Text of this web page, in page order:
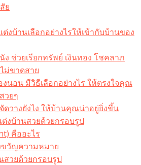
ย
งบ้านเลือกอย่างไรให้เข้ากับบ้านของ
ช่วยเรียกทรัพย์ เงินทอง โชคลาภ
ม่ขาดสาย
นอน มีวิธีเลือกอย่างไร ให้ตรงใจคุณ
วยๆ
ดวางยังไง ให้บ้านคุณน่าอยู่ยิ่งขึ้น
ต่งบ้านสวยด้วยกรอบรูป
คืออะไร​
ขวัญความหมาย
สวยด้วยกรอบรูป